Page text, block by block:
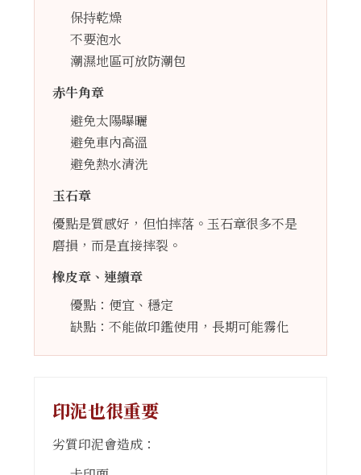
保持乾燥
不要泡水
潮濕地區可放防潮包
赤牛角章
避免太陽曝曬
避免車內高溫
避免熱水清洗
玉石章
優點是質感好，但怕摔落。玉石章很多不是
磨損，而是直接摔裂。
橡皮章、連續章
優點：便宜、穩定
缺點：不能做印鑑使用，長期可能霧化
印泥也很重要
劣質印泥會造成：